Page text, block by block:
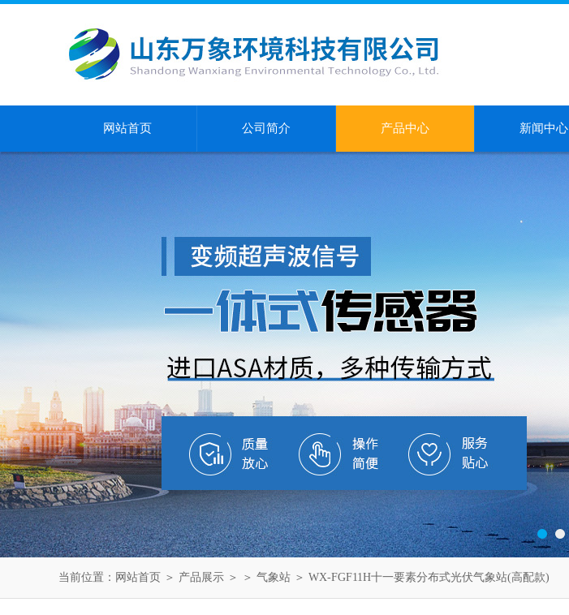
网站首页 公司简介 产品中心 新闻中心
当前位置： 网站首页 ＞ 产品展示 ＞ ＞ 气象站 ＞ WX-FGF11H十一要素分布式光伏气象站(高配款)